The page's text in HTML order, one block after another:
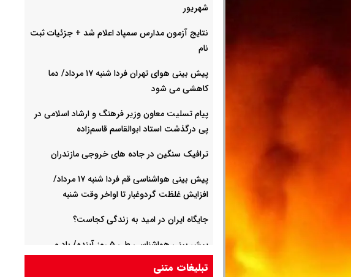
شهریور
نتایج آزمون مدارس سمپاد اعلام شد + جزئیات ثبت
نام
پیش بینی هوای تهران فردا شنبه ۱۷ مرداد/ دما
کاهشی می شود
پیام تسلیت معاون وزیر فرهنگ و ارشاد اسلامی در
پی درگذشت استاد ابوالقاسم قاسم‌زاده
ترافیک سنگین در جاده های خروجی مازندران
پیش بینی هواشناسی قم فردا شنبه ۱۷ مرداد/
افزایش غلظت گردوغبار تا اواخر وقت شنبه
جایگاه ایران در امید به زندگی کجاست؟
پیش بینی هواشناسی طی ۵ روز آینده/ باد و
گردوخاک در بخش‌هایی از کشور
تبلیغات متنی